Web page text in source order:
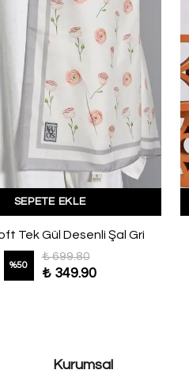
SEPETE EKLE
Tek Gül Desenli Şal Gri
%50
₺ 699.80
₺ 349.90
Kurumsal